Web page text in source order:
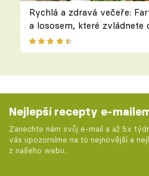
Rychlá a zdravá večeře:
a lososem, které zvládnete
Nejlepší recepty e-
Zanechte nám svůj e-mail a až 5x
vás upozorníme na to nejnovější a
z našeho webu.